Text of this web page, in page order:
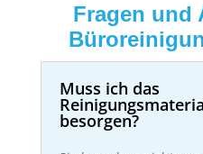
Fragen und
Muss ich das
besorgen?